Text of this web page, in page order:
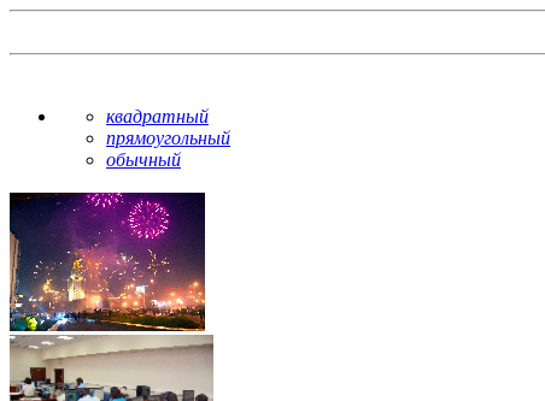
квадратный
прямоугольный
обычный